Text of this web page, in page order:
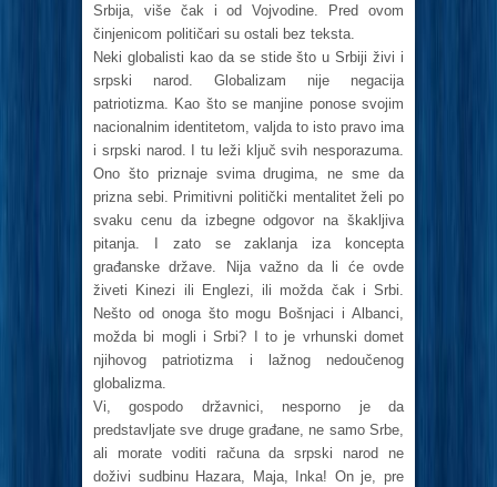
Srbija, više čak i od Vojvodine. Pred ovom
činjenicom političari su ostali bez teksta.
Neki globalisti kao da se stide što u Srbiji živi i
srpski narod. Globalizam nije negacija
patriotizma. Kao što se manjine ponose svojim
nacionalnim identitetom, valjda to isto pravo ima
i srpski narod. I tu leži ključ svih nesporazuma.
Ono što priznaje svima drugima, ne sme da
prizna sebi. Primitivni politički mentalitet želi po
svaku cenu da izbegne odgovor na škakljiva
pitanja. I zato se zaklanja iza koncepta
građanske države. Nija važno da li će ovde
živeti Kinezi ili Englezi, ili možda čak i Srbi.
Nešto od onoga što mogu Bošnjaci i Albanci,
možda bi mogli i Srbi? I to je vrhunski domet
njihovog patriotizma i lažnog nedoučenog
globalizma.
Vi, gospodo državnici, nesporno je da
predstavljate sve druge građane, ne samo Srbe,
ali morate voditi računa da srpski narod ne
doživi sudbinu Hazara, Maja, Inka! On je, pre